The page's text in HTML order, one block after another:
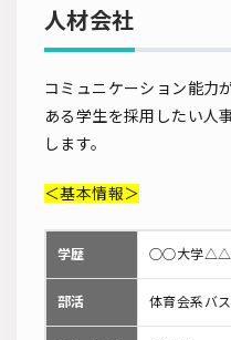
人材会社
コミュニケーション能力
ある学生を採用したい人
します。
＜基本情報＞
学歴 ○○大学△△
部活 体育会系バ